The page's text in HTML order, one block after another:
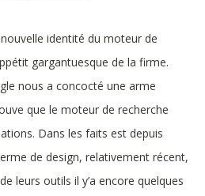
identité du moteur de
gargantuesque de la firme.
nous a concocté une arme
que le moteur de recherche
Dans les faits est depuis
de design, relativement récent,
leurs outils il y’a encore quelques